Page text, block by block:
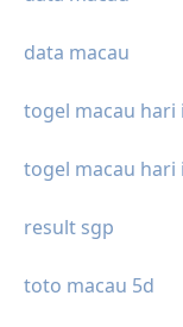
data macau
togel macau hari
togel macau hari
result sgp
toto macau 5d